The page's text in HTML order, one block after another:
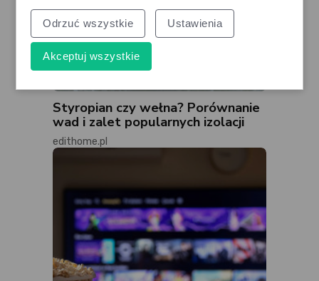
Styropian czy wełna? Porównanie
wad i zalet popularnych izolacji
edithome.pl
Odrzuć wszystkie Ustawienia
Akceptuj wszystkie